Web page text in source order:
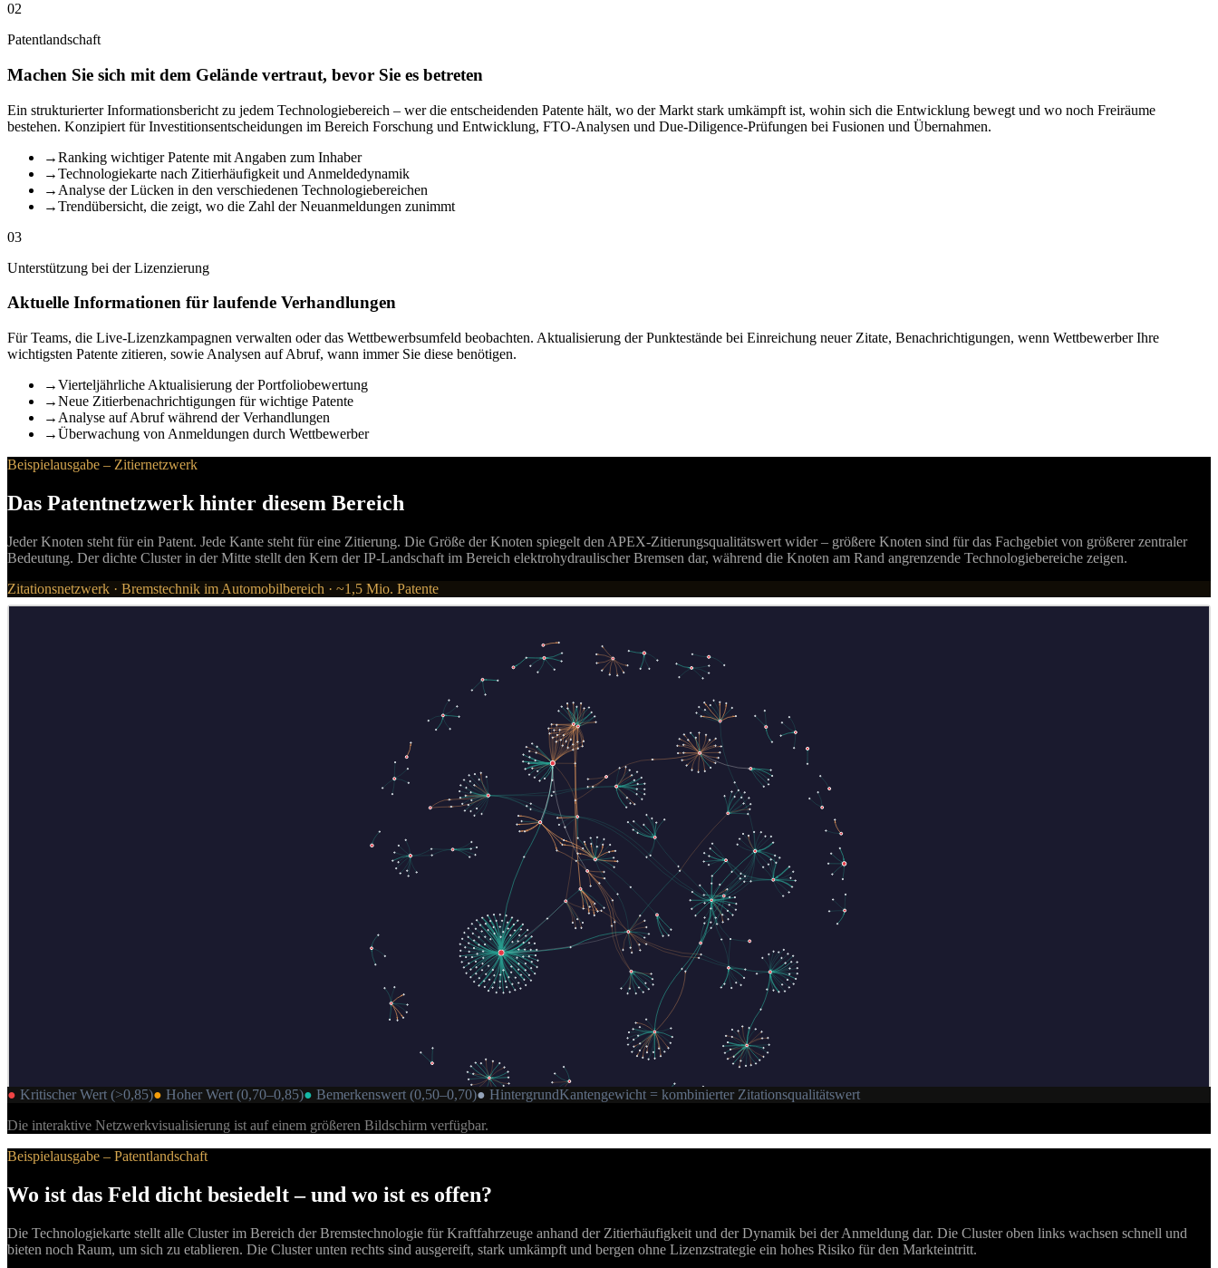
02
Patentlandschaft
Machen Sie sich mit dem Gelände vertraut, bevor Sie es betreten
Ein strukturierter Informationsbericht zu jedem Technologiebereich – wer die entscheidenden Patente hält, wo der Markt stark umkämpft ist, wohin sich die Entwicklung bewegt und wo noch Freiräume
bestehen. Konzipiert für Investitionsentscheidungen im Bereich Forschung und Entwicklung, FTO-Analysen und Due-Diligence-Prüfungen bei Fusionen und Übernahmen.
→Ranking wichtiger Patente mit Angaben zum Inhaber
→Technologiekarte nach Zitierhäufigkeit und Anmeldedynamik
→ Analyse der Lücken in den verschiedenen Technologiebereichen
→Trendübersicht, die zeigt, wo die Zahl der Neuanmeldungen zunimmt
03
Unterstützung bei der Lizenzierung
Aktuelle Informationen für laufende Verhandlungen
Für Teams, die Live-Lizenzkampagnen verwalten oder das Wettbewerbsumfeld beobachten. Aktualisierung der Punktestände bei Einreichung neuer Zitate, Benachrichtigungen, wenn Wettbewerber Ihre
wichtigsten Patente zitieren, sowie Analysen auf Abruf, wann immer Sie diese benötigen.
→Vierteljährliche Aktualisierung der Portfoliobewertung
→Neue Zitierbenachrichtigungen für wichtige Patente
→ Analyse auf Abruf während der Verhandlungen
→Überwachung von Anmeldungen durch Wettbewerber
Beispielausgabe – Zitiernetzwerk
Das Patentnetzwerk hinter diesem Bereich
Jeder Knoten steht für ein Patent. Jede Kante steht für eine Zitierung. Die Größe der Knoten spiegelt den APEX-Zitierungsqualitätswert wider – größere Knoten sind für das Fachgebiet von größerer zentraler
Bedeutung. Der dichte Cluster in der Mitte stellt den Kern der IP-Landschaft im Bereich elektrohydraulischer Bremsen dar, während die Knoten am Rand angrenzende Technologiebereiche zeigen.
Zitationsnetzwerk · Bremstechnik im Automobilbereich · ~1,5 Mio. Patente
● Kritischer Wert (>0,85)● Hoher Wert (0,70–0,85)● Bemerkenswert (0,50–0,70)● HintergrundKantengewicht = kombinierter Zitationsqualitätswert
Die interaktive Netzwerkvisualisierung ist auf einem größeren Bildschirm verfügbar.
Beispielausgabe – Patentlandschaft
Wo ist das Feld dicht besiedelt – und wo ist es offen?
Die Technologiekarte stellt alle Cluster im Bereich der Bremstechnologie für Kraftfahrzeuge anhand der Zitierhäufigkeit und der Dynamik bei der Anmeldung dar. Die Cluster oben links wachsen schnell und
bieten noch Raum, um sich zu etablieren. Die Cluster unten rechts sind ausgereift, stark umkämpft und bergen ohne Lizenzstrategie ein hohes Risiko für den Markteintritt.